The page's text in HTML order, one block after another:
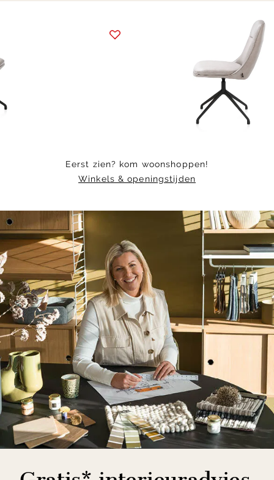
of
Eerst zien? kom woonshoppen!
Winkels & openingstijden